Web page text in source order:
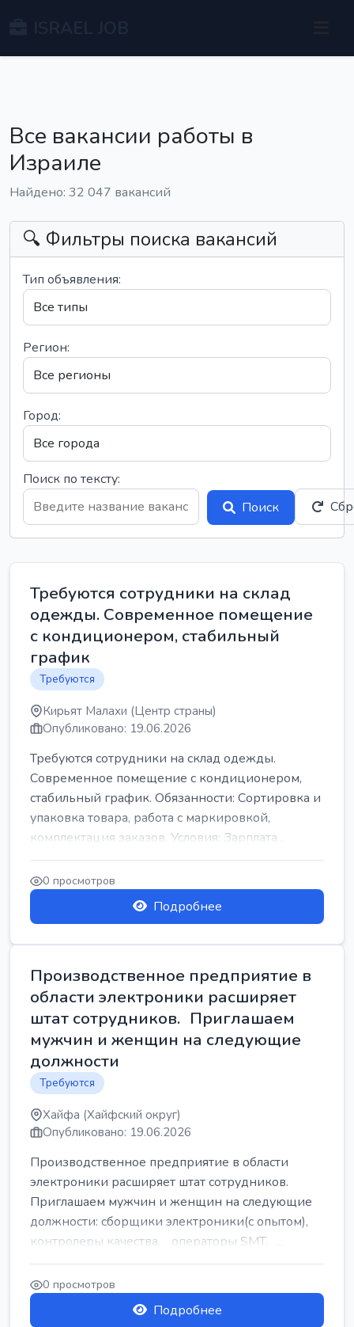
Все вакансии работы в
Израиле
Найдено: 32 047 вакансий
🔍 Фильтры поиска вакансий
Тип объявления:
Регион:
Город:
Поиск по тексту:
Поиск
Требуются сотрудники на склад
одежды. Современное помещение
с кондиционером, стабильный
график
Требуются
Кирьят Малахи (Центр страны)
Опубликовано: 19.06.2026
Требуются сотрудники на склад одежды.
Современное помещение с кондиционером,
стабильный график. Обязанности: Сортировка и
упаковка товара, работа с маркировкой,
комплектация заказов. Условия: Зарплата...
0 просмотров
Подробнее
Производственное предприятие в
области электроники расширяет
штат сотрудников. Приглашаем
мужчин и женщин на следующие
должности
Требуются
Хайфа (Хайфский округ)
Опубликовано: 19.06.2026
Производственное предприятие в области
электроники расширяет штат сотрудников.
Приглашаем мужчин и женщин на следующие
должности: сборщики электроники(с опытом),
контролеры качества, операторы SMT, ...
0 просмотров
Подробнее